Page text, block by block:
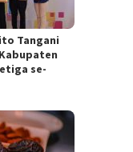
Tangani
se-